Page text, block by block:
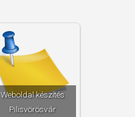
Weboldal készítés​
Pilisvörösvár